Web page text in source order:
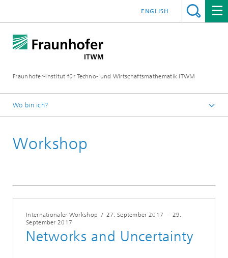
Fraunhofer-Institut für Techno- und Wirtschaftsmathematik ITWM
ENGLISH
Wo bin ich?
Messen|Veranstaltungen
Workshop
Internationaler Workshop / 27. September 2017 - 29.
September 2017
Networks and Uncertainty